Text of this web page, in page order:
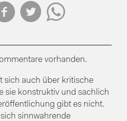
 
vorhanden.
sich auch über kritische
sie konstruktiv und sachlich
gibt es nicht.
sinnwahrende